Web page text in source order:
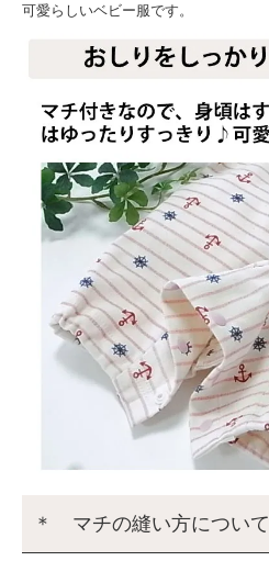
可愛らしいベビー服です。
＊ マチの縫い方について